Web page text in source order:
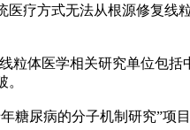
疗方式无法从根源修复线
粒体医学相关研究单位包
尿病的分子机制研究”项